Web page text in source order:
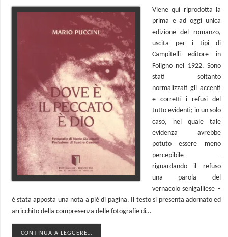
Viene qui riprodotta la
prima e ad oggi unica
edizione del romanzo,
uscita per i tipi di
Campitelli editore in
Foligno nel 1922. Sono
stati soltanto
normalizzati gli accenti
e corretti i refusi del
tutto evidenti; in un solo
caso, nel quale tale
evidenza avrebbe
potuto essere meno
percepibile –
riguardando il refuso
una parola del
vernacolo senigalliese –
è stata apposta una nota a piè di pagina. Il testo si presenta adornato ed
arricchito della compresenza delle fotografie di…
CONTINUA A LEGGERE…